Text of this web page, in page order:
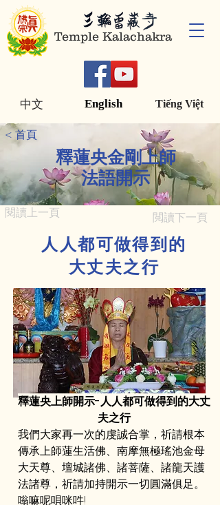
Temple Kalachakra
English Tiếng Việt
中文
< 首頁
釋蓮央金剛上師
法語開示
人人都可做得到的
大丈夫之行
閱讀上一頁 閲讀下一頁
釋蓮央上師開示-人人都可做得到的大丈
夫之行
我們大家再一次的虔誠合掌，祈請根本
傳承上師蓮生活佛、南摩無極瑤池金母
大天尊、壇城諸佛、諸菩薩、諸龍天護
法諸尊，祈請加持開示一切圓滿俱足。
嗡嘛呢唄咪吽!